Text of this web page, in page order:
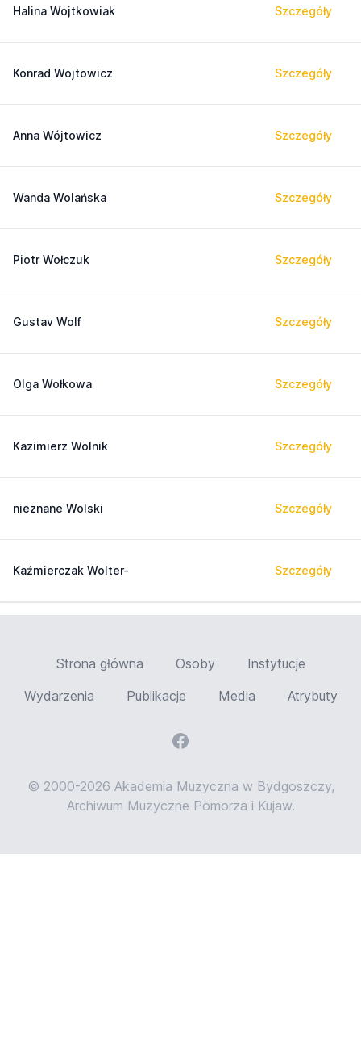
Halina Wojtkowiak Szczegóły
Konrad Wojtowicz Szczegóły
Anna Wójtowicz Szczegóły
Wanda Wolańska Szczegóły
Piotr Wołczuk Szczegóły
Gustav Wolf Szczegóły
Olga Wołkowa Szczegóły
Kazimierz Wolnik Szczegóły
nieznane Wolski Szczegóły
Kaźmierczak Wolter- Szczegóły
Strona główna Osoby
Instytucje
Wydarzenia
Publikacje Media Atrybuty
© 2000-2026 Akademia Muzyczna w Bydgoszczy,
Archiwum Muzyczne Pomorza i Kujaw.